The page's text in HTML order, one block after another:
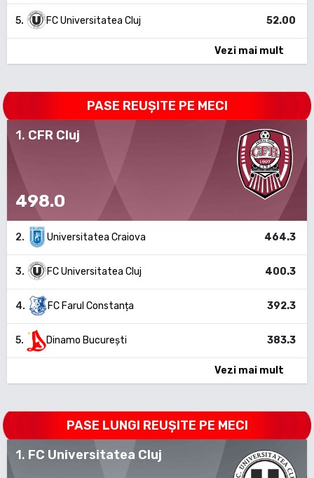
5. FC Universitatea Cluj 52.00
Vezi mai mult
PASE REUȘITE PE MECI
1. CFR Cluj
498.0
2. Universitatea Craiova 464.3
3. FC Universitatea Cluj 400.3
4. FC Farul Constanța 392.3
5. Dinamo București 383.3
Vezi mai mult
PASE LUNGI REUȘITE PE MECI
1. FC Universitatea Cluj